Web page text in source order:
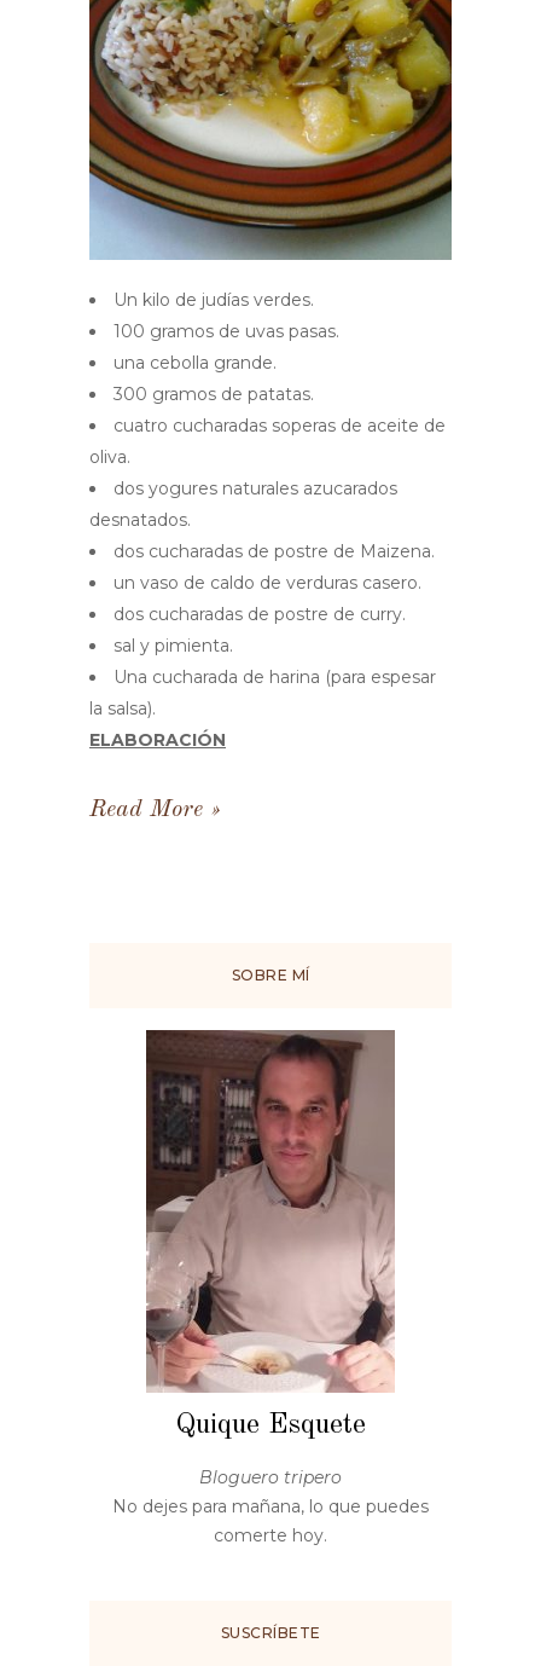
Un kilo de judías verdes.
100 gramos de uvas pasas.
una cebolla grande.
300 gramos de patatas.
cuatro cucharadas soperas de aceite de
oliva.
dos yogures naturales azucarados
desnatados.
dos cucharadas de postre de Maizena.
un vaso de caldo de verduras casero.
dos cucharadas de postre de curry.
sal y pimienta.
Una cucharada de harina (para espesar
la salsa).
ELABORACIÓN
Read More
SOBRE MÍ
Quique Esquete
Bloguero tripero
No dejes para mañana, lo que puedes
comerte hoy.
SUSCRÍBETE